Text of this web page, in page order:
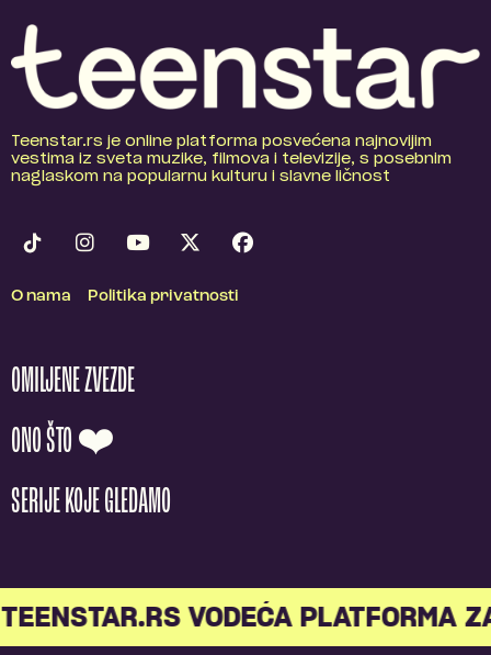
Teenstar.rs je online platforma posvećena najnovijim
vestima iz sveta muzike, filmova i televizije, s posebnim
naglaskom na popularnu kulturu i slavne ličnost
O nama Politika privatnosti
OMILJENE ZVEZDE
ONO ŠTO ❤️
SERIJE KOJE GLEDAMO
VODEĆA PLATFORMA